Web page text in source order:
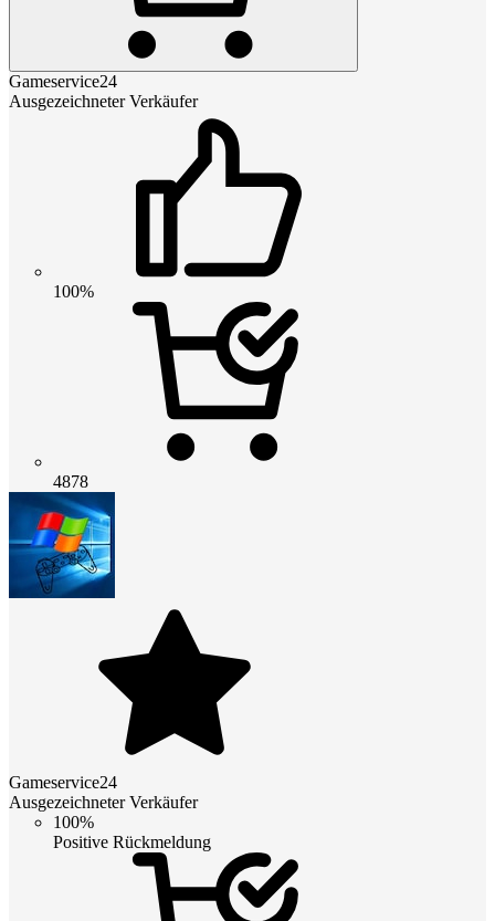
Gameservice24
Ausgezeichneter Verkäufer
100%
4878
Gameservice24
Ausgezeichneter Verkäufer
100%
Positive Rückmeldung